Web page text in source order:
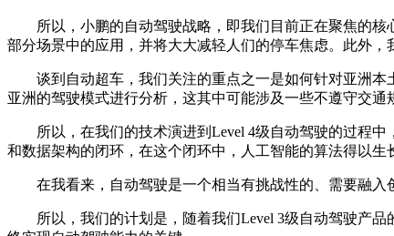
所以，小鹏的自动驾驶战略，即我们目前正在聚焦的核
部分场景中的应用，并将大大减轻人们的停车焦虑。此外
谈到自动超车，我们关注的重点之一是如何针对亚洲本
亚洲的驾驶模式进行分析，这其中可能涉及一些不遵守交通
所以，在我们的技术演进到Level 4级自动驾驶的过程中
和数据架构的闭环，在这个闭环中，人工智能的算法得以生
在我看来，自动驾驶是一个相当有挑战性的、需要融入
所以，我们的计划是，随着我们Level 3级自动驾驶产品